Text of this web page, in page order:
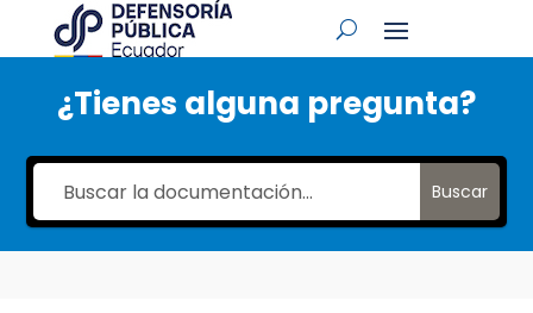
¿Tienes alguna pregunta?
Buscar